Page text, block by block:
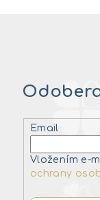
Email
Vložením e-
ochrany